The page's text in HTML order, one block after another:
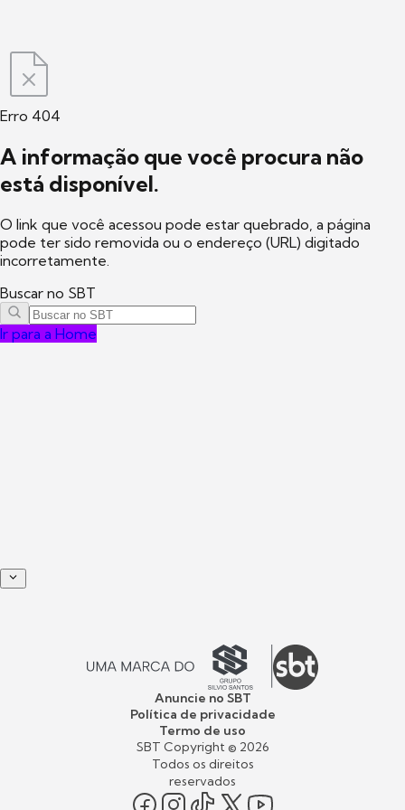
Erro 404
A informação que você procura não
está disponível.
O link que você acessou pode estar quebrado, a página
pode ter sido removida ou o endereço (URL) digitado
incorretamente.
Buscar no SBT
Ir para a Home
Anuncie no SBT
Política de privacidade
Termo de uso
SBT Copyright © 2026
Todos os direitos
reservados